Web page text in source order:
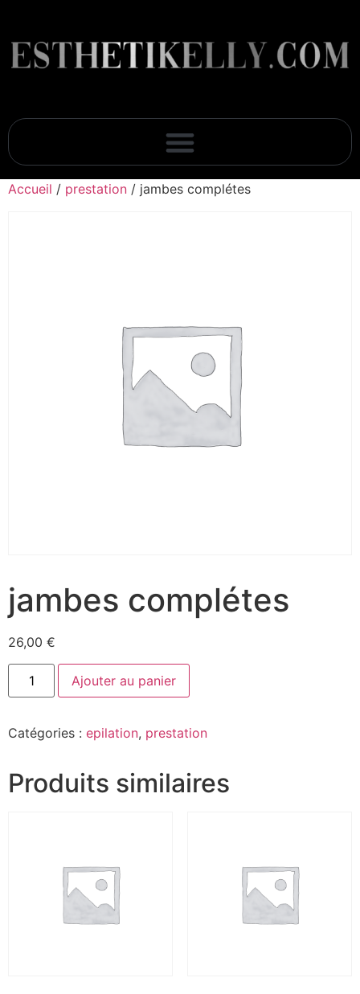
Accueil / prestation / jambes complétes
jambes complétes
26,00 €
Ajouter au panier
Catégories : epilation, prestation
Produits similaires